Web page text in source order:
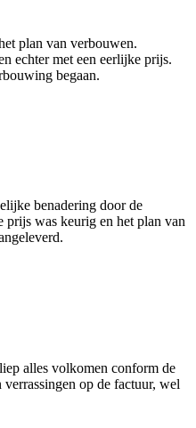
plan van verbouwen.
echter met een eerlijke prijs.
begaan.
benadering door de
prijs was keurig en het plan van
alles volkomen conform de
op de factuur, wel